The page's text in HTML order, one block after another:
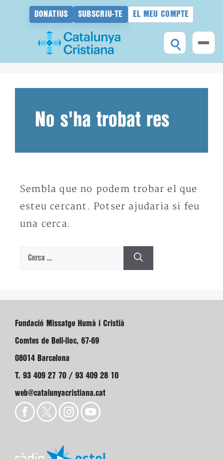
DONATIUS SUBSCRIU-TE EL MEU COMPTE
No s'ha trobat res
Sembla que no podem trobar el que
esteu cercant. Potser ajudaria si feu
una cerca.
Cerca:
Fundació Missatge Humà i Cristià
Comtes de Bell-lloc, 67-69
08014 Barcelona
T. 93 409 27 70 / 93 409 28 10
web@catalunyacristiana.cat